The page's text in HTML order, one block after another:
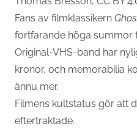
Fans av filmklassikern
fortfarande höga summor
Original-VHS-band har
kronor, och memorabilia
ännu mer.
Filmens kultstatus gör att
eftertraktade.